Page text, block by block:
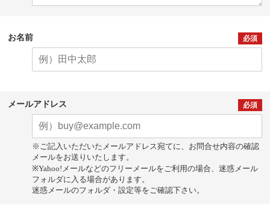
お名前 必須
メールアドレス 必須
※ご記入いただいたメールアドレス宛てに、お問合せ内容の確認
メールをお送りいたします。
※Yahoo!メールなどのフリーメールをご利用の場合、迷惑メール
フォルダに入る場合があります。
迷惑メールのフォルダ・設定等をご確認下さい。